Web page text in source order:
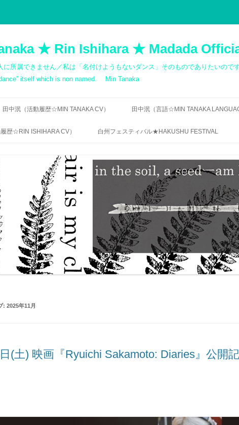
★ Rin Ishihara ★ Madada
に所属できません／私は「名付けようもないダンス」そのものでありたいの
itself which is non named. Min Tanaka
田中泯（活動履歴☆MIN TANAKA CV）
PROFILE
記録1981～1990
記録1991～2000
記録2001～2002
記録2003～2004
記録2005～2006
記録2010年以後
田中泯（言語☆MIN TANAKA
寺田透 ｜「無言の告知」
田中泯｜地を這う前衛
フェリックス・ガタリ｜オマージュ
1984 / HOMAGE 1984 BY FÉLIX
GUATTARI
“THEME” FALL 2006｜ART
QUARTERLY- NEW YORK
「サーキュレーションと文化」田中
HEISS CONVERSATION
歴☆RIN ISHIHARA CV）
書 -斎藤顕
白州フェスティバル★HAKUSHU FESTIVAL
: 2025年11月
(土) 映画『Ryuichi Sakamoto: Diaries』公開